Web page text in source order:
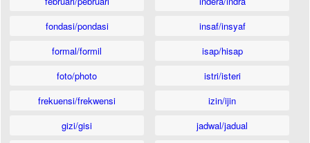
fondasi/pondasi
formal/formil
foto/photo
frekuensi/frekwensi
gizi/gisi
insaf/insyaf
isap/hisap
istri/isteri
izin/ijin
jadwal/jadual